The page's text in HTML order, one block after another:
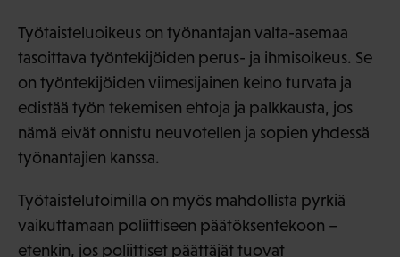
Työtaisteluoikeus on työnantajan valta-asemaa
tasoittava työntekijöiden perus- ja ihmisoikeus. Se
on työntekijöiden viimesijainen keino turvata ja
edistää työn tekemisen ehtoja ja palkkausta, jos
nämä eivät onnistu neuvotellen ja sopien yhdessä
työnantajien kanssa.
Työtaistelutoimilla on myös mahdollista pyrkiä
vaikuttamaan poliittiseen päätöksentekoon –
etenkin, jos poliittiset päättäjät tuovat